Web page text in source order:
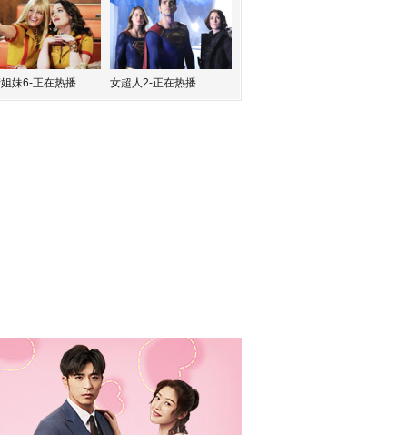
妹6-正在热播 女超人2-正在热播